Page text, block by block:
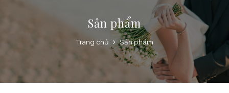
Sản phẩm
Trang chủ Sản phẩm